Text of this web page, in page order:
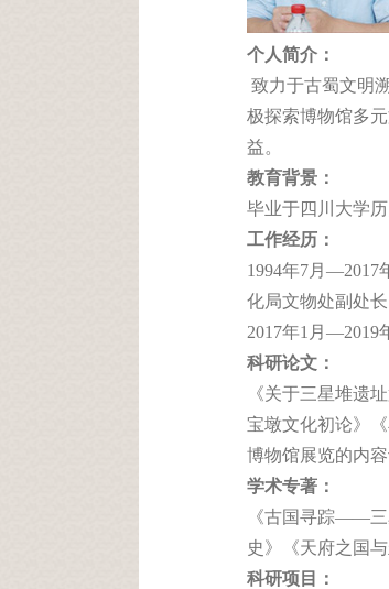
个人简介：
致力于古蜀文明
极探索博物馆多
益。
教育背景：
毕业于四川大学
工作经历：
1994年7月—2017
化局文物处副处长
2017年1月—2019
科研论文：
《关于三星堆遗
宝墩文化初论》
博物馆展览的内
学术专著：
《古国寻踪——三
史》《天府之国
科研项目：